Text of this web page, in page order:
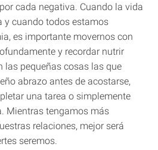
cada negativa. Cuando la vida
y cuando todos estamos
es importante movernos con
y recordar nutrir
las pequeñas cosas las que
abrazo antes de acostarse,
una tarea o simplemente
Mientras tengamos más
relaciones, mejor será
seremos.